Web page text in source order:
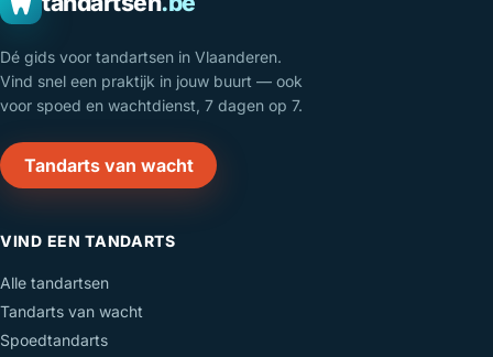
Dé gids voor tandartsen in Vlaanderen.
Vind snel een praktijk in jouw buurt — ook
voor spoed en wachtdienst, 7 dagen op 7.
Tandarts van wacht
VIND EEN TANDARTS
Alle tandartsen
Tandarts van wacht
Spoedtandarts